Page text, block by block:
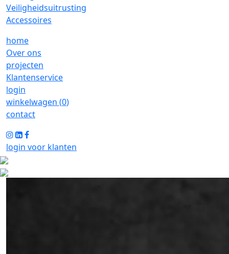
Veiligheidsuitrusting
Accessoires
home
Over ons
projecten
Klantenservice
login
winkelwagen (0)
contact
login voor klanten